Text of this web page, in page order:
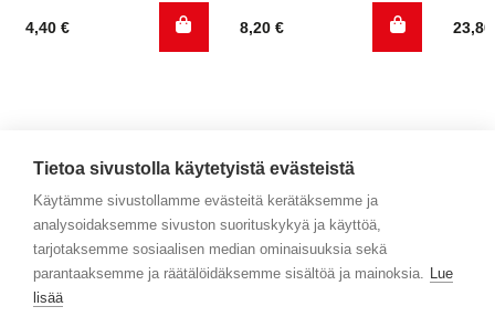
4,40 € 8,20 €
Yhteystiedot
Selaa tuotteita
Tietoa sivustolla käytetyistä evästeistä
Käytämme sivustollamme evästeitä kerätäksemme ja
analysoidaksemme sivuston suorituskykyä ja käyttöä,
tarjotaksemme sosiaalisen median ominaisuuksia sekä
parantaaksemme ja räätälöidäksemme sisältöä ja mainoksia. Lue
lisää